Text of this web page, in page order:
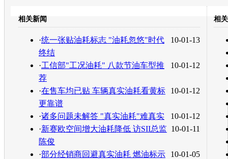
转发至：
相关新闻
10-01-13
·统一张贴油耗标志 "油耗忽悠"时代
终结
10-01-12
·工信部"工况油耗" 八款节油车型推
荐
10-01-12
·在售车均已贴 车辆真实油耗看黄标
更靠谱
10-01-12
·诸多问题未解答 "真实油耗"难真实
10-01-11
·新赛欧空间增大油耗降低 访SII总监
陈俊
10-01-05
·部分经销商回避真实油耗 燃油标示
相